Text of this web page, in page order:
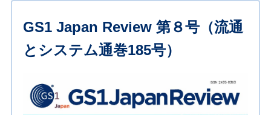
GS1 Japan Review 第８号（流通
とシステム通巻185号）